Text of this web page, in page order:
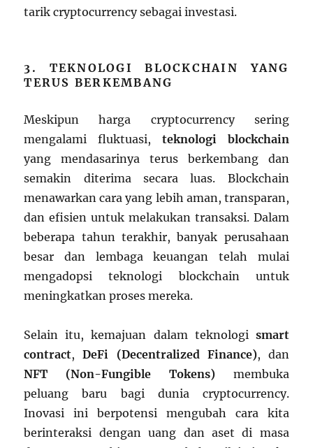
tarik cryptocurrency sebagai investasi.
3. TEKNOLOGI BLOCKCHAIN YANG
TERUS BERKEMBANG
Meskipun harga cryptocurrency sering
mengalami fluktuasi, teknologi blockchain
yang mendasarinya terus berkembang dan
semakin diterima secara luas. Blockchain
menawarkan cara yang lebih aman, transparan,
dan efisien untuk melakukan transaksi. Dalam
beberapa tahun terakhir, banyak perusahaan
besar dan lembaga keuangan telah mulai
mengadopsi teknologi blockchain untuk
meningkatkan proses mereka.
Selain itu, kemajuan dalam teknologi smart
contract,DeFi (Decentralized Finance), dan
NFT (Non-Fungible Tokens)membuka
peluang baru bagi dunia cryptocurrency.
Inovasi ini berpotensi mengubah cara kita
berinteraksi dengan uang dan aset di masa